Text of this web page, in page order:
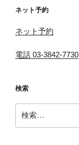
ネット予約
ネット予約
電話 03-3842-7730
検索
索: